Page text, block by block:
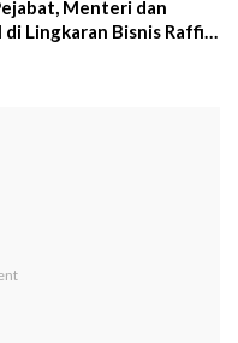
Menteri dan
di Lingkaran Bisnis Raffi